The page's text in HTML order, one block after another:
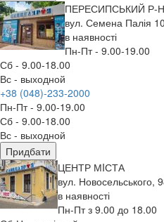
ПЕРЕСИПСЬКИЙ Р-Н
вул. Семена Палія
в наявності
Пн-Пт - 9.00-19.00
Сб - 9.00-18.00
Вс - выходной
+38 (048)-233-2000
Пн-Пт - 9.00-19.00
Сб - 9.00-18.00
Вс - выходной
Придбати
ЦЕНТР МIСТА
вул. Новосельського,
в наявності
Пн-Пт з 9.00 до 18.00